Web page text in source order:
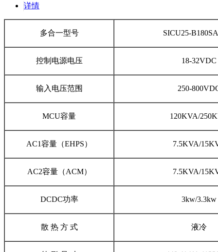
详情
多合一型号 SICU25-
控制电源电压 18-32VDC
输入电压范围 250-
MCU容量 120KVA/
AC1容量（EHPS） 7.5KVA/
AC2容量（ACM） 7.5KVA/
DCDC功率 3kw/3.3kw
散 热 方 式 液冷